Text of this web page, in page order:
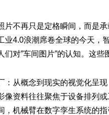
片不再只是定格瞬间，而是
业4.0浪潮席卷全球的今天，
们对”车间图片”的认知。这
：从概念到现实的视觉化呈现
像资料往往聚焦于设备排列
，机械臂在数字孪生系统的